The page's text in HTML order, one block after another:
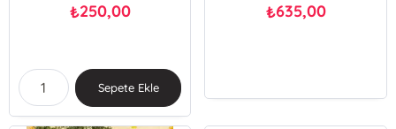
₺250,00
Sepete Ekle
₺635,00